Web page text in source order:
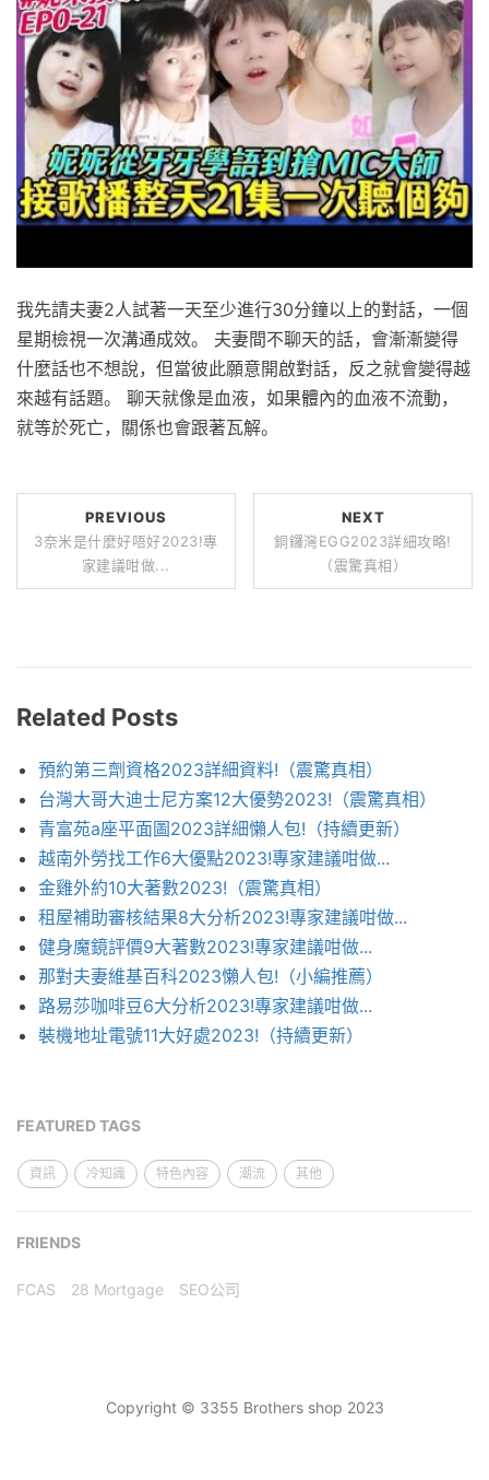
我先請夫妻2人試著一天至少進行30分鐘以上的對話，一個
星期檢視一次溝通成效。 夫妻間不聊天的話，會漸漸變得
什麼話也不想說，但當彼此願意開啟對話，反之就會變得越
來越有話題。 聊天就像是血液，如果體內的血液不流動，
就等於死亡，關係也會跟著瓦解。
PREVIOUS
3奈米是什麼好唔好2023!專
家建議咁做...
NEXT
銅鑼灣EGG2023詳細攻略!
（震驚真相）
Related Posts
預約第三劑資格2023詳細資料!（震驚真相）
台灣大哥大迪士尼方案12大優勢2023!（震驚真相）
青富苑a座平面圖2023詳細懶人包!（持續更新）
越南外勞找工作6大優點2023!專家建議咁做...
金雞外約10大著數2023!（震驚真相）
租屋補助審核結果8大分析2023!專家建議咁做...
健身魔鏡評價9大著數2023!專家建議咁做...
那對夫妻維基百科2023懶人包!（小編推薦）
路易莎咖啡豆6大分析2023!專家建議咁做...
裝機地址電號11大好處2023!（持續更新）
FEATURED TAGS
資訊 冷知識 特色內容 潮流 其他
FRIENDS
FCAS 28 Mortgage SEO公司
Copyright © 3355 Brothers shop 2023